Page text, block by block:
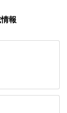
報